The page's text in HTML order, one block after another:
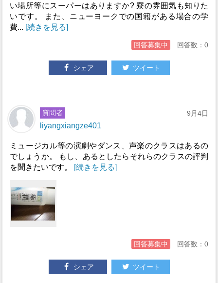
い場所等にスーパーはありますか? 寮の雰囲気も知りた
いです。 また、ニューヨークでの国籍がある場合の学
費... [続きを見る]
回答募集中 回答数：0
シェア ツイート
質問者
liyangxiangze401
9月4日
ミュージカル等の演劇やダンス、声楽のクラスはあるの
でしょうか。 もし、あるとしたらそれらのクラスの評判
を聞きたいです。
[続きを見る]
回答募集中 回答数：0
シェア ツイート